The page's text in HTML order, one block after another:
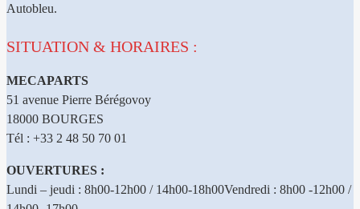
Autobleu.
SITUATION & HORAIRES :
MECAPARTS
51 avenue Pierre Bérégovoy
18000 BOURGES
Tél : +33 2 48 50 70 01
OUVERTURES :
Lundi – jeudi : 8h00-12h00 / 14h00-18h00Vendredi : 8h00 -12h00 /